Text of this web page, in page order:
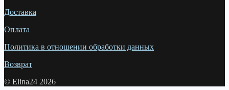
Доставка
Оплата
Политика в отношении обработки данных
Возврат
© Elina24 2026